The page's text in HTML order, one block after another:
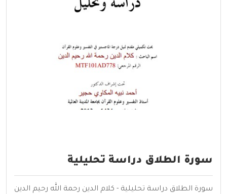
سورة الطلاق دراسة تحليلية
سورة الطلاق دراسة تحليلية - كلام الدين رحمة الله رحيم الدين